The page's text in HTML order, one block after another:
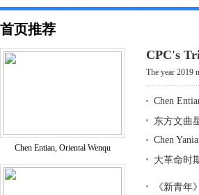
首页推荐
Chen Entian, Oriental Wenqu
CPC's
The year 2019
Chen
东方文曲
Chen
大革命时
《新青